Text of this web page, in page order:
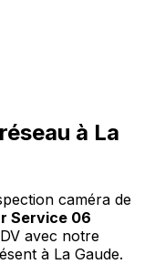
à La
caméra de
Service 06
avec notre
à La Gaude.